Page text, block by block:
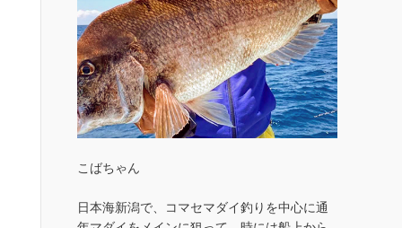
こばちゃん
日本海新潟で、コマセマダイ釣りを中心に通